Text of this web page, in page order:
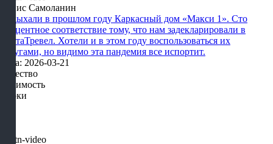
Денис Самоланин
Отдыхали в прошлом году Каркасный дом «Макси 1». Сто
процентное соответствие тому, что нам задекларировали в
КартаТревел. Хотели и в этом году воспользоваться их
услугами, но видимо эта пандемия все испортит.
Дата: 2026-03-21
Качество
Стоимость
Сроки